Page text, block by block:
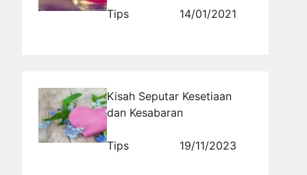
Tips 14/01/2021
Kisah Seputar Kesetiaan
dan Kesabaran
Tips 19/11/2023